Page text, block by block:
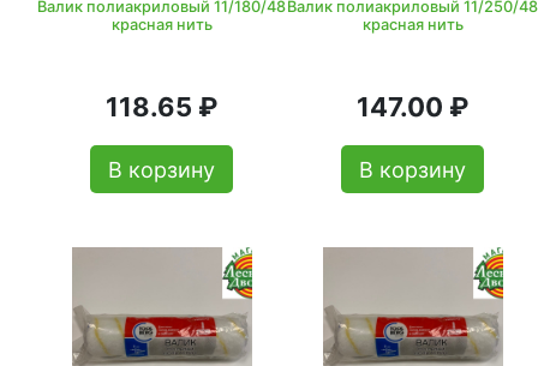
Валик полиакриловый 11/180/48
красная нить
118.65 ₽
В корзину
Валик полиакриловый 11/250/48
красная нить
147.00 ₽
В корзину